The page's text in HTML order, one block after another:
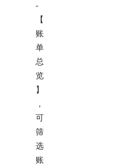
-
【
账
单
总
览
】
，
可
筛
选
账